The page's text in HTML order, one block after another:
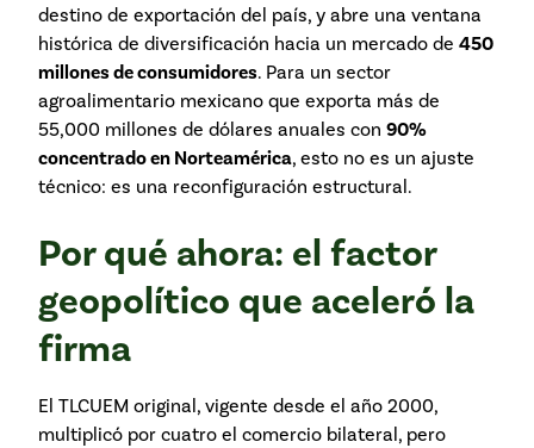
destino de exportación del país, y abre una ventana
histórica de diversificación hacia un mercado de 450
millones de consumidores. Para un sector
agroalimentario mexicano que exporta más de
55,000 millones de dólares anuales con 90%
concentrado en Norteamérica, esto no es un ajuste
técnico: es una reconfiguración estructural.
Por qué ahora: el factor
geopolítico que aceleró la
firma
El TLCUEM original, vigente desde el año 2000,
multiplicó por cuatro el comercio bilateral, pero